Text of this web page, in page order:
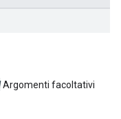
Argomenti facoltativi